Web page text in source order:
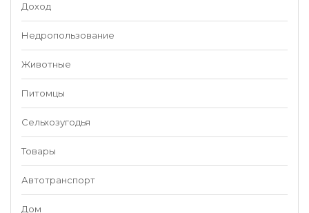
Доход
Недропользование
Животные
Питомцы
Сельхозугодья
Товары
Автотранспорт
Дом